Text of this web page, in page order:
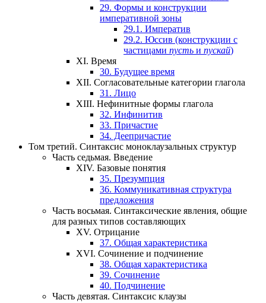
29. Формы и конструкции
императивной зоны
29.1. Императив
29.2. Юссив (конструкции с
частицами пусть и пускай)
XI. Время
30. Будущее время
XII. Согласовательные категории глагола
31. Лицо
XIII. Нефинитные формы глагола
32. Инфинитив
33. Причастие
34. Деепричастие
Том третий. Синтаксис моноклаузальных структур
Часть седьмая. Введение
XIV. Базовые понятия
35. Презумпция
36. Коммуникативная структура
предложения
Часть восьмая. Синтаксические явления, общие
для разных типов составляющих
XV. Отрицание
37. Общая характеристика
XVI. Сочинение и подчинение
38. Общая характеристика
39. Сочинение
40. Подчинение
Часть девятая. Синтаксис клаузы